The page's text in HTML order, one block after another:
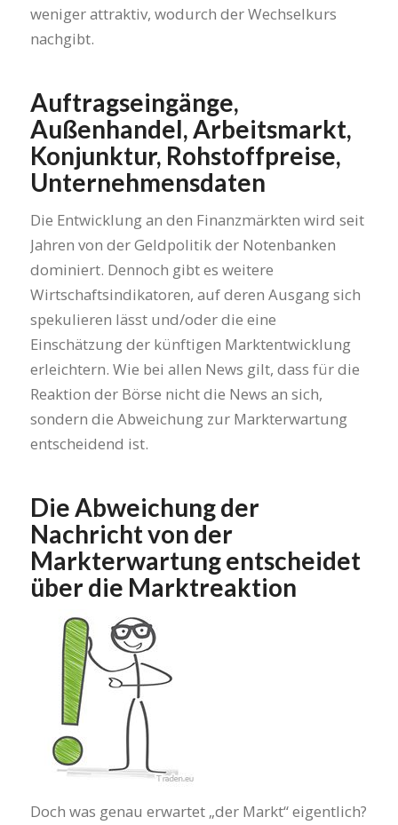
weniger attraktiv, wodurch der Wechselkurs
nachgibt.
Auftragseingänge,
Außenhandel, Arbeitsmarkt,
Konjunktur, Rohstoffpreise,
Unternehmensdaten
Die Entwicklung an den Finanzmärkten wird seit
Jahren von der Geldpolitik der Notenbanken
dominiert. Dennoch gibt es weitere
Wirtschaftsindikatoren, auf deren Ausgang sich
spekulieren lässt und/oder die eine
Einschätzung der künftigen Marktentwicklung
erleichtern. Wie bei allen News gilt, dass für die
Reaktion der Börse nicht die News an sich,
sondern die Abweichung zur Markterwartung
entscheidend ist.
Die Abweichung der
Nachricht von der
Markterwartung entscheidet
über die Marktreaktion
Doch was genau erwartet „der Markt“ eigentlich?